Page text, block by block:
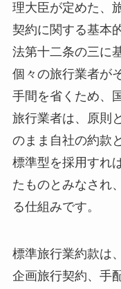
理大臣が定めた、
契約に関する基本
法第十二条の三に
個々の旅行業者が
手間を省くため、
旅行業者は、原則
のまま自社の約款
標準型を採用すれ
たものとみなされ
る仕組みです。
標準旅行業約款は
企画旅行契約、手